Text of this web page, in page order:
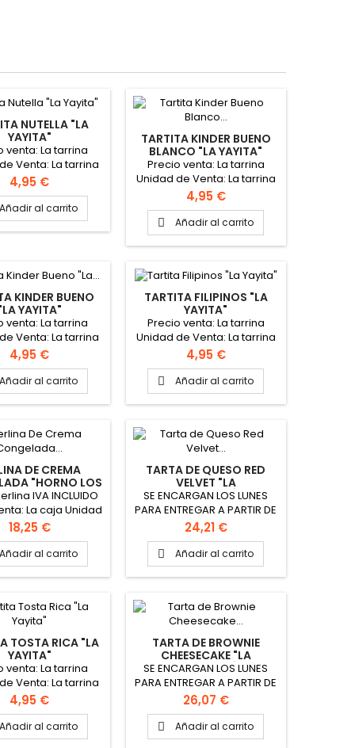
NUTELLA "LA
YAYITA"
venta: La tarrina
Venta: La tarrina
tarrina: 400 gr.
AQUÍ PARA VER
FICHA TÉCNICA
Precio
4,95 €
Añadir al carrito
TARTITA KINDER BUENO
BLANCO "LA YAYITA"
Precio venta: La tarrina
Unidad de Venta: La tarrina
Peso tarrina: 400 gr.
PINCHAR AQUÍ PARA VER
FICHA TÉCNICA
Precio
4,95 €
 Añadir al carrito
KINDER BUENO
YAYITA"
venta: La tarrina
Venta: La tarrina
tarrina: 400 gr.
AQUÍ PARA VER
FICHA TÉCNICA
Precio
4,95 €
Añadir al carrito
TARTITA FILIPINOS "LA
YAYITA"
Precio venta: La tarrina
Unidad de Venta: La tarrina
Peso tarrina: 400 gr.
PINCHAR AQUÍ PARA VER
FICHA TÉCNICA
Precio
4,95 €
 Añadir al carrito
DE CREMA
"HORNO LOS
ABUELOS"
IVA INCLUIDO
La caja Unidad
La caja Peso
140 gr aprox. 12
envasadas
del mismo
AQUÍ PARA
Precio
18,25 €
Añadir al carrito
TARTA DE QUESO RED
VELVET "LA
EMPANADERÍA"
(PRODUCTO POR
ENCARGO)
SE ENCARGAN LOS LUNES
PARA ENTREGAR A PARTIR DE
LOS JUEVES Formato
redondo Peso 1.4 kg
Ingredientes: Bizcocho red
velvet, tarta de queso,
frosting de queso y crumble
Precio
24,21 €
 Añadir al carrito
TOSTA RICA "LA
YAYITA"
venta: La tarrina
Venta: La tarrina
tarrina: 400 gr.
AQUÍ PARA VER
FICHA TÉCNICA
Precio
4,95 €
Añadir al carrito
TARTA DE BROWNIE
CHEESECAKE "LA
EMPANADERÍA"
(PRODUCTO POR
ENCARGO)
SE ENCARGAN LOS LUNES
PARA ENTREGAR A PARTIR DE
LOS JUEVES Formato
redondo Peso 1.4 kg
Diámetro 26cm
INGREDIENTES: Bizcocho
Precio
26,07 €
 Añadir al carrito